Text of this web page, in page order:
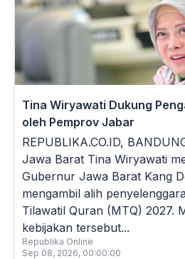
Tina Wiryawati Dukung
oleh Pemprov Jabar
REPUBLIKA.CO.ID,
Jawa Barat Tina Wiryawati
Gubernur Jawa Barat Kang
mengambil alih
Tilawatil Quran (MTQ) 2027.
kebijakan tersebut...
Republika Online
Sep 08, 2026, 00:00:00